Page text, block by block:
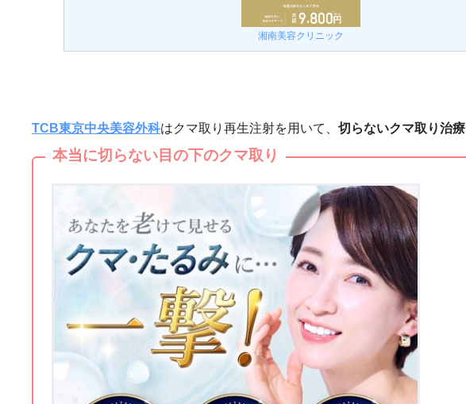
湘南美容クリニック
TCB東京中央美容外科はクマ取り再生注射を用いて、 切らないクマ取り治療
本当に切らない目の下のクマ取り